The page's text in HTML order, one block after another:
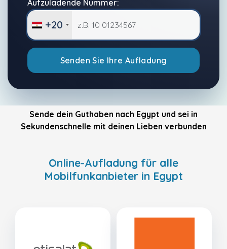
Aufzuladende Nummer:
+20
Senden Sie Ihre Aufladung
Sende dein Guthaben nach Egypt und sei in
Sekundenschnelle mit deinen Lieben verbunden
Online-Aufladung für alle
Mobilfunkanbieter in Egypt